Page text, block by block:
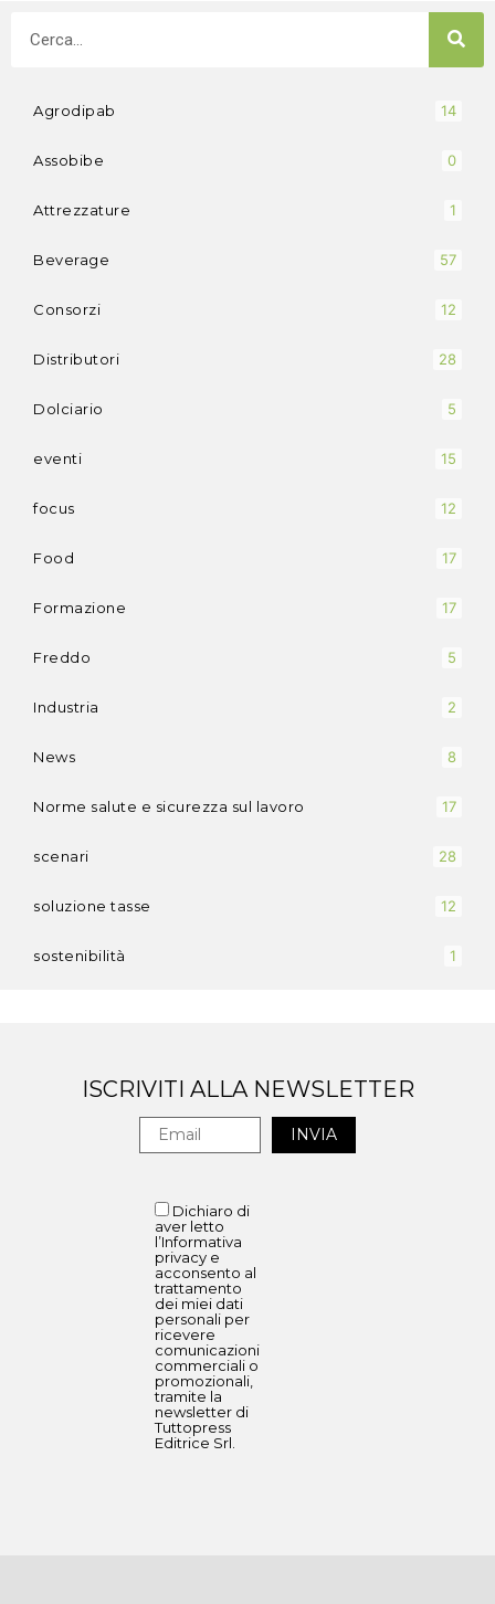
Agrodipab 14
Assobibe 0
Attrezzature 1
Beverage 57
Consorzi 12
Distributori 28
Dolciario 5
eventi 15
focus 12
Food 17
Formazione 17
Freddo 5
Industria 2
News 8
Norme salute e sicurezza sul lavoro 17
scenari 28
soluzione tasse 12
sostenibilità 1
ISCRIVITI ALLA NEWSLETTER
Dichiaro di
aver letto
l’Informativa
privacy e
acconsento al
trattamento
dei miei dati
personali per
ricevere
comunicazioni
commerciali o
promozionali,
tramite la
newsletter di
Tuttopress
Editrice Srl.